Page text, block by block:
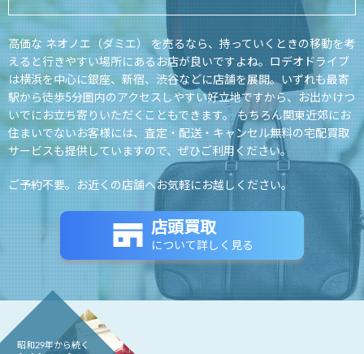
高価な ネオノエ（ダミエ） を売るなら、持っていくときの移動を考
えると行きやすい場所にあるお店が良いですよね。ロデオドライブ
は横浜を中心に銀座、新宿、渋谷などに店舗を展開。いずれも最寄
駅から徒歩5分圏内のアクセスしやすい好立地ですから、お出かけつ
いでにお立ち寄りいただくこともできます。 もちろん関東近郊にお
住まいでないお客様には、査定・配送・キャンセル無料の宅配買取
サービスも提供していますので、ぜひご利用ください。
ご予約不要。お近くの店舗へお気軽にお越しください。
店頭買取
について詳しく見る
昭和29年から続く